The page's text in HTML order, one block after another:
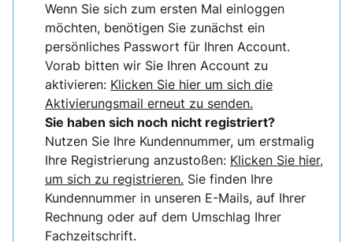
Wenn Sie sich zum ersten Mal einloggen
möchten, benötigen Sie zunächst ein
persönliches Passwort für Ihren Account.
Vorab bitten wir Sie Ihren Account zu
aktivieren: Klicken Sie hier um sich die
Aktivierungsmail erneut zu senden.
Sie haben sich noch nicht registriert?
Nutzen Sie Ihre Kundennummer, um erstmalig
Ihre Registrierung anzustoßen: Klicken Sie hier,
um sich zu registrieren. Sie finden Ihre
Kundennummer in unseren E-Mails, auf Ihrer
Rechnung oder auf dem Umschlag Ihrer
Fachzeitschrift.